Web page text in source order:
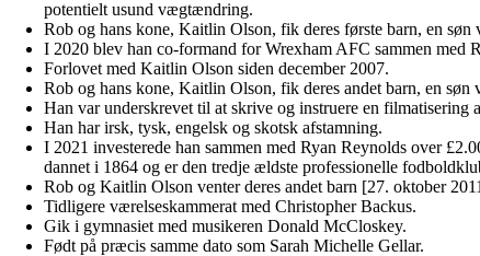
potentielt usund vægtændring.
Rob og hans kone, Kaitlin Olson, fik deres første barn, en
I 2020 blev han co-formand for Wrexham AFC sammen med
Forlovet med Kaitlin Olson siden december 2007.
Rob og hans kone, Kaitlin Olson, fik deres andet barn, en
Han var underskrevet til at skrive og instruere en
Han har irsk, tysk, engelsk og skotsk afstamning.
I 2021 investerede han sammen med Ryan Reynolds over
dannet i 1864 og er den tredje ældste professionelle
Rob og Kaitlin Olson venter deres andet barn [27. oktober
Tidligere værelseskammerat med Christopher Backus.
Gik i gymnasiet med musikeren Donald McCloskey.
Født på præcis samme dato som Sarah Michelle Gellar.